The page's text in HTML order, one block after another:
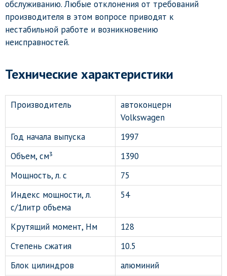
обслуживанию. Любые отклонения от требований
производителя в этом вопросе приводят к
нестабильной работе и возникновению
неисправностей.
Технические характеристики
Производитель
автоконцерн
Volkswagen
Год начала выпуска
1997
Объем, см³
1390
Мощность, л. с
75
Индекс мощности, л.
с/1литр объема
54
Крутящий момент, Нм
128
Степень сжатия
10.5
Блок цилиндров
алюминий